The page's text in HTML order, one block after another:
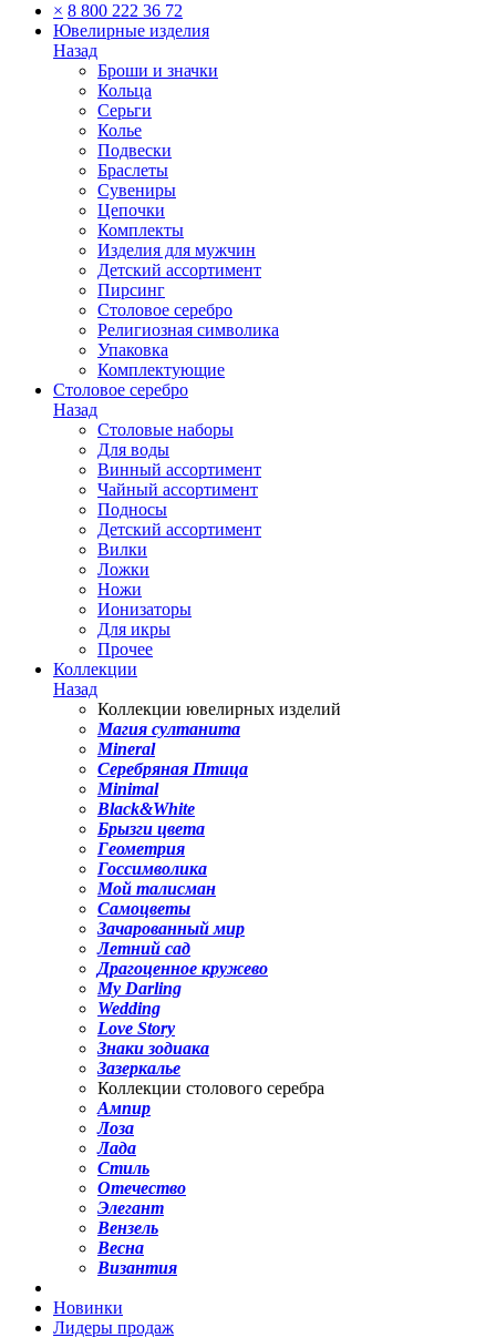
× 8 800 222 36 72
Ювелирные изделия
Назад
Броши и значки
Кольца
Серьги
Колье
Подвески
Браслеты
Сувениры
Цепочки
Комплекты
Изделия для мужчин
Детский ассортимент
Пирсинг
Столовое серебро
Религиозная символика
Упаковка
Комплектующие
Столовое серебро
Назад
Столовые наборы
Для воды
Винный ассортимент
Чайный ассортимент
Подносы
Детский ассортимент
Вилки
Ложки
Ножи
Ионизаторы
Для икры
Прочее
Коллекции
Назад
Коллекции ювелирных изделий
Магия султанита
Mineral
Серебряная Птица
Minimal
Black&White
Брызги цвета
Геометрия
Госсимволика
Мой талисман
Самоцветы
Зачарованный мир
Летний сад
Драгоценное кружево
My Darling
Wedding
Love Story
Знаки зодиака
Зазеркалье
Коллекции столового серебра
Ампир
Лоза
Лада
Стиль
Отечество
Элегант
Вензель
Весна
Византия
Новинки
Лидеры продаж